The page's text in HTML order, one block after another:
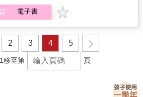
族認知與國家斷交，不可跨越的鴻溝；阮玉
逃避〉為母親欲斷親緣的難耐；拉加先
中盛開著一朵雪蓮花〉為黑暗裡的絕望與
。九篇小說裡，有七篇作品是特別為此企
而撰寫的新作，兩篇為首次外譯收錄進此
。作者來自亞洲不同的城市，他們結合自身
風格，以不同的小說類型，競演出九篇
絕緣」小說，特殊的異國風情、人文特色，
我多次哽咽，這就是重松清的魔法。」 就
因為留下了快樂的回憶，人，才會痛苦。 當
，在3歲時被母親拋棄。 撫養她長大的祖母
之後，成了真正的舉目無親。 青梅竹馬自
哥哥裕在3歲早逝。 父母將他的名字取為
裕生」，意寓死去的孩子投胎轉生。 有天，
患有失智症的光子阿嬤，其
有著絕對不能告訴兒子的祕密； 裕生父親的
電子書
2 3 4 5
移至第 頁